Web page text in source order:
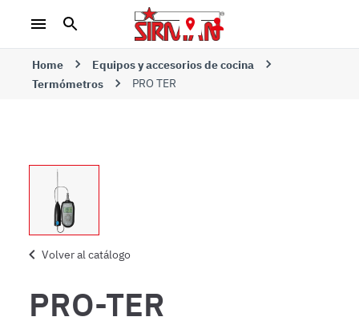
Home
Equipos y accesorios de cocina
Termómetros
PRO TER
Volver al catálogo
PRO-TER